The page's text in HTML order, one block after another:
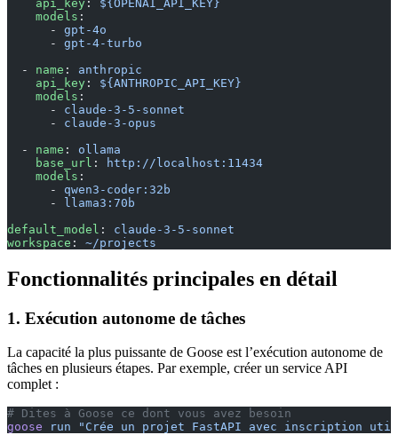
    api_key
: ${OPENAI_API_KEY}
    models
:
      -
gpt-4o
      -
gpt-4-turbo
  -
name : anthropic
    api_key
: ${ANTHROPIC_API_KEY}
    models
:
      -
claude-3-5-sonnet
      -
claude-3-opus
  -
name : ollama
    base_url
:
http://localhost:11434
    models
:
      -
qwen3-coder:32b
      -
llama3:70b
default_model : claude-3-5-sonnet
workspace : ~/projects
Fonctionnalités principales en détail
1. Exécution autonome de tâches
La capacité la plus puissante de Goose est l’exécution autonome de
tâches en plusieurs étapes. Par exemple, créer un service API
complet :
# Dites à Goose ce dont vous avez besoin
goose run "Crée un projet FastAPI avec inscription